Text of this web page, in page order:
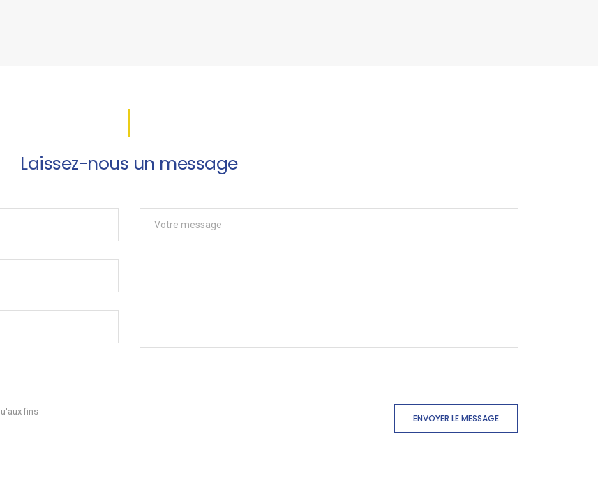
Laissez-nous un message
fins
ENVOYER LE MESSAGE